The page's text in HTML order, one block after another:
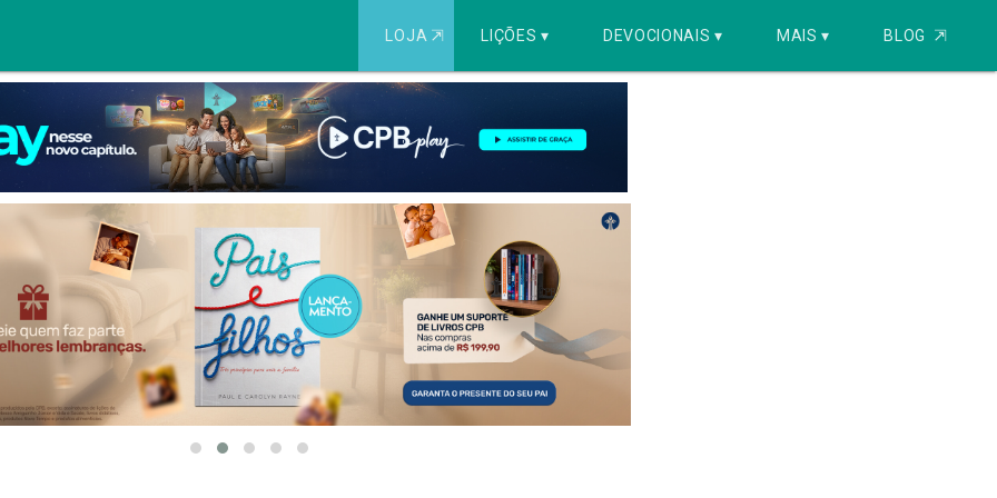
LOJA ⇱ LIÇÕES ▾ DEVOCIONAIS ▾ MAIS ▾ BLOG ⇱